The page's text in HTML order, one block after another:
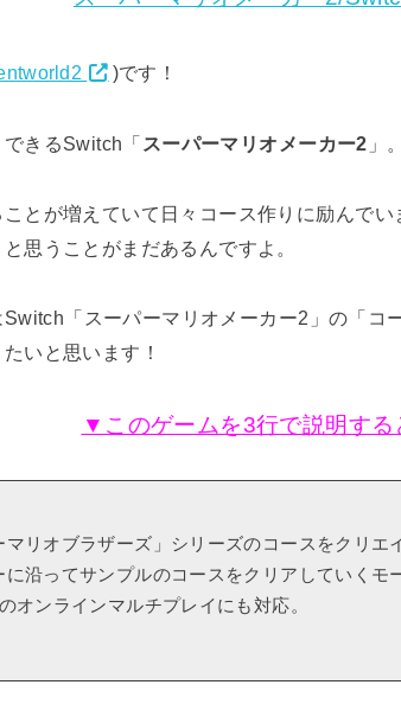
)です！
きるSwitch「 スーパーマリオメーカー2 」。
とが増えていて日々コース作りに励んでい
と思うことがまだあるんですよ。
「スーパーマリオメーカー2」の「コ
いと思います！
▼このゲームを3行で説明する
マリオブラザーズ」シリーズのコースをクリエ
に沿ってサンプルのコースをクリアしていくモ
オンラインマルチプレイにも対応。